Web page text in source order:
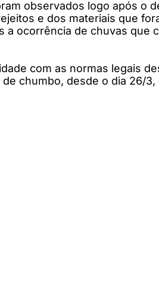
observados logo após o
e dos materiais que
ocorrência de chuvas que
com as normas legais
chumbo, desde o dia 26/